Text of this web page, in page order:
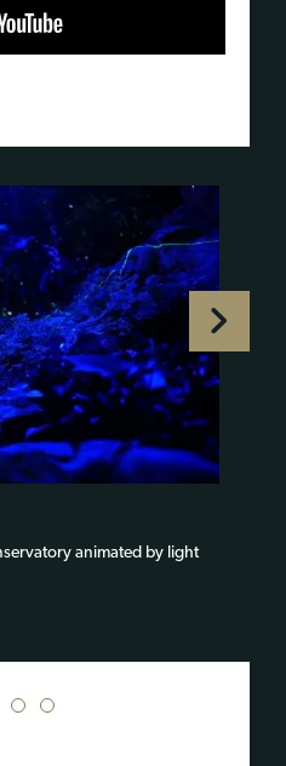
animated by light
4 5